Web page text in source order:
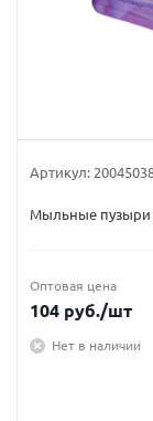
Артикул:
Мыльные пузыри
Оптовая цена
104 руб./шт
Нет в наличии